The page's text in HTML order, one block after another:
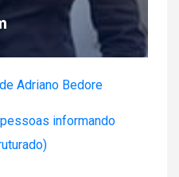
Adriano Bedore
informando